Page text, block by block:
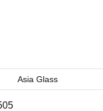
Asia Glass